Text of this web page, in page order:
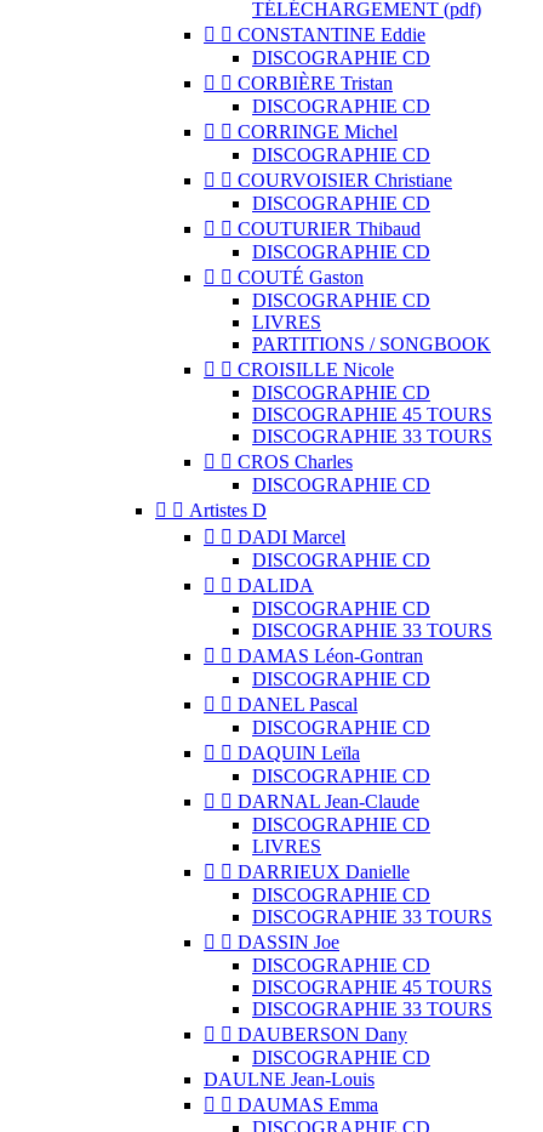
TÉLÉCHARGEMENT (pdf)
  CONSTANTINE Eddie
DISCOGRAPHIE CD
  CORBIÈRE Tristan
DISCOGRAPHIE CD
  CORRINGE Michel
DISCOGRAPHIE CD
  COURVOISIER Christiane
DISCOGRAPHIE CD
  COUTURIER Thibaud
DISCOGRAPHIE CD
  COUTÉ Gaston
DISCOGRAPHIE CD
LIVRES
PARTITIONS / SONGBOOK
  CROISILLE Nicole
DISCOGRAPHIE CD
DISCOGRAPHIE 45 TOURS
DISCOGRAPHIE 33 TOURS
  CROS Charles
DISCOGRAPHIE CD
  Artistes D
  DADI Marcel
DISCOGRAPHIE CD
  DALIDA
DISCOGRAPHIE CD
DISCOGRAPHIE 33 TOURS
  DAMAS Léon-Gontran
DISCOGRAPHIE CD
  DANEL Pascal
DISCOGRAPHIE CD
  DAQUIN Leïla
DISCOGRAPHIE CD
  DARNAL Jean-Claude
DISCOGRAPHIE CD
LIVRES
  DARRIEUX Danielle
DISCOGRAPHIE CD
DISCOGRAPHIE 33 TOURS
  DASSIN Joe
DISCOGRAPHIE CD
DISCOGRAPHIE 45 TOURS
DISCOGRAPHIE 33 TOURS
  DAUBERSON Dany
DISCOGRAPHIE CD
DAULNE Jean-Louis
  DAUMAS Emma
DISCOGRAPHIE CD